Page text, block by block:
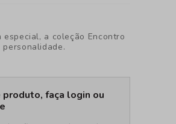
a coleção Encontro
faça login ou